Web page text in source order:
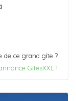
de ce grand gîte ?
GitesXXL !